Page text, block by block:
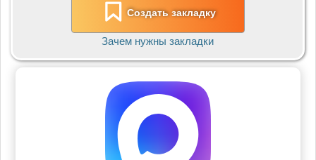
Создать закладку
Зачем нужны закладки